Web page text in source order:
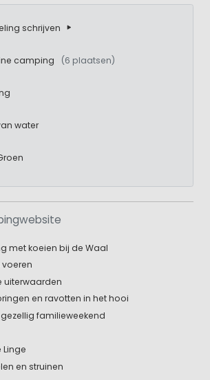
schrijven
camping (6 plaatsen)
water
met koeien bij de Waal
voeren
uiterwaarden
en ravotten in het hooi
familieweekend
en struinen